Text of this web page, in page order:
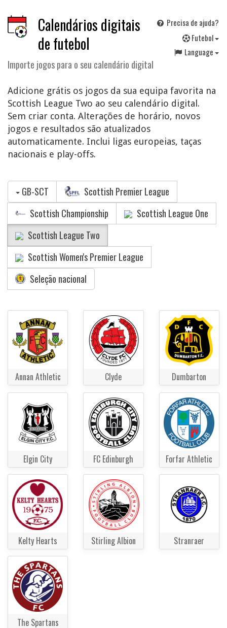
Calendários digitais
de futebol
Importe jogos para o seu calendário digital
Precisa de ajuda?
Futebol
Language
Adicione grátis os jogos da sua equipa favorita na
Scottish League Two ao seu calendário digital.
Sem criar conta. Alterações de horário, novos
jogos e resultados são atualizados
automaticamente. Inclui ligas europeias, taças
nacionais e play-offs.
GB-SCT
Scottish Premier League
Scottish Championship
Scottish League One
Scottish League Two
Scottish Women's Premier League
Seleção nacional
Annan Athletic Clyde Dumbarton
Elgin City FC Edinburgh Forfar Athletic
Kelty Hearts Stirling Albion Stranraer
The Spartans